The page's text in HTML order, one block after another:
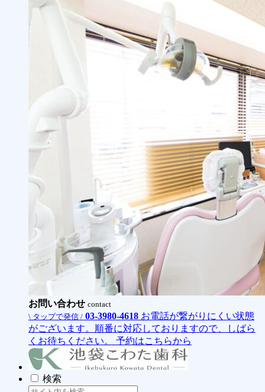
お問い合わせ contact
\ タップで発信 / 03-3980-4618 お電話が繋がりにくい状態
がございます。順番に対応しておりますので、しばら
くお待ちください。
予約はこちらから
検索